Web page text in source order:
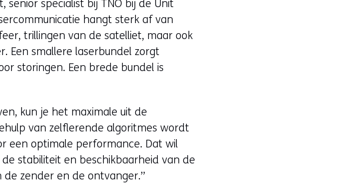
specialist bij TNO bij de Unit
hangt sterk af van
trillingen van de satelliet, maar ook
Een smallere laserbundel zorgt
storingen. Een brede bundel is
kun je het maximale uit de
van zelflerende algoritmes wordt
een optimale performance. Dat wil
stabiliteit en beschikbaarheid van de
zender en de ontvanger.”